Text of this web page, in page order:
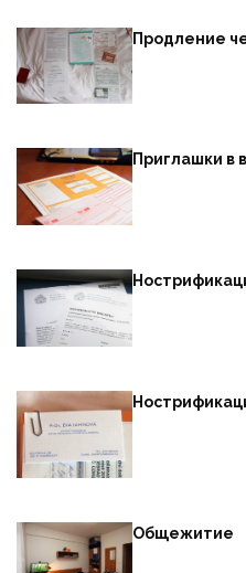
Продление
Приглашки в
Общежитие